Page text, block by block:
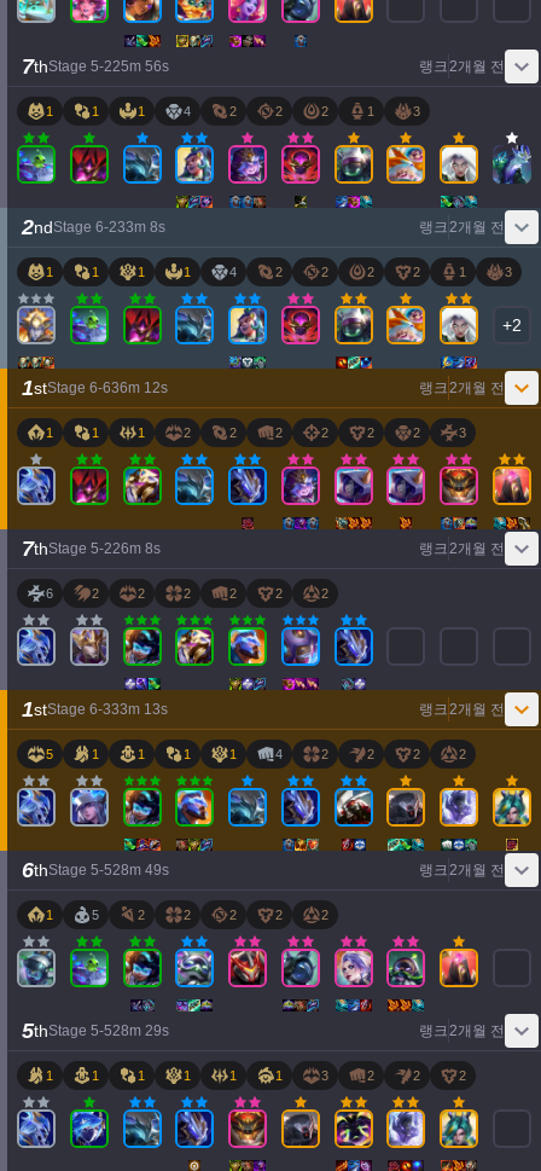
7thStage 5-225m 56s 랭크2개월 전
1 1 1 4 2 2 2 1 3
2ndStage 6-233m 8s 랭크2개월 전
1 1 1 1 4 2 2 2 2 1 3
+2
1stStage 6-636m 12s 랭크2개월 전
1 1 1 2 2 2 2 2 2 3
7thStage 5-226m 8s 랭크2개월 전
6 2 2 2 2 2 2
1stStage 6-333m 13s 랭크2개월 전
5 1 1 1 1 4 2 2 2 2
6thStage 5-528m 49s 랭크2개월 전
1 5 2 2 2 2 2
5thStage 5-528m 29s 랭크2개월 전
1 1 1 1 1 1 3 2 2 2